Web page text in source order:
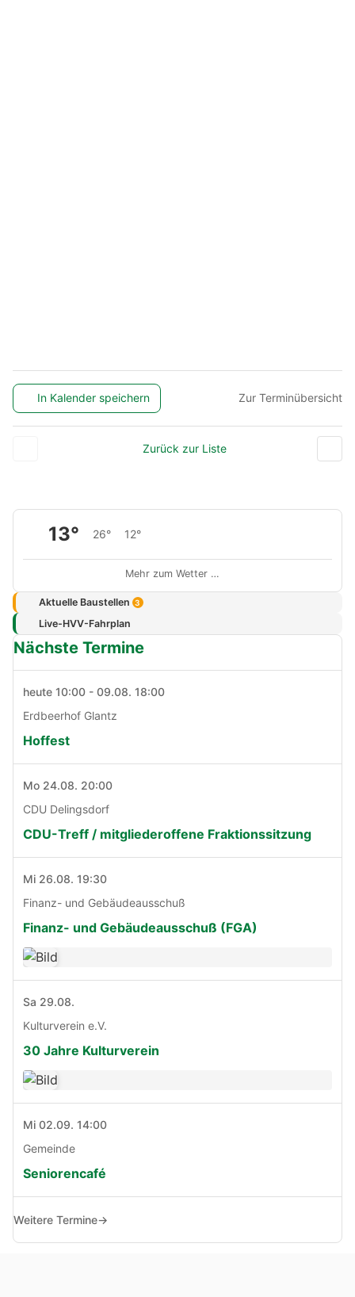
In Kalender speichern Zur Terminübersicht
Zurück zur Liste
13° 26° 12°
Mehr zum Wetter …
Aktuelle Baustellen 3
Live-HVV-Fahrplan
Nächste Termine
heute 10:00 - 09.08. 18:00
Erdbeerhof Glantz
Hoffest
Mo 24.08. 20:00
CDU Delingsdorf
CDU-Treff / mitgliederoffene Fraktionssitzung
Mi 26.08. 19:30
Finanz- und Gebäudeausschuß
Finanz- und Gebäudeausschuß (FGA)
Sa 29.08.
Kulturverein e.V.
30 Jahre Kulturverein
Mi 02.09. 14:00
Gemeinde
Seniorencafé
Weitere Termine→